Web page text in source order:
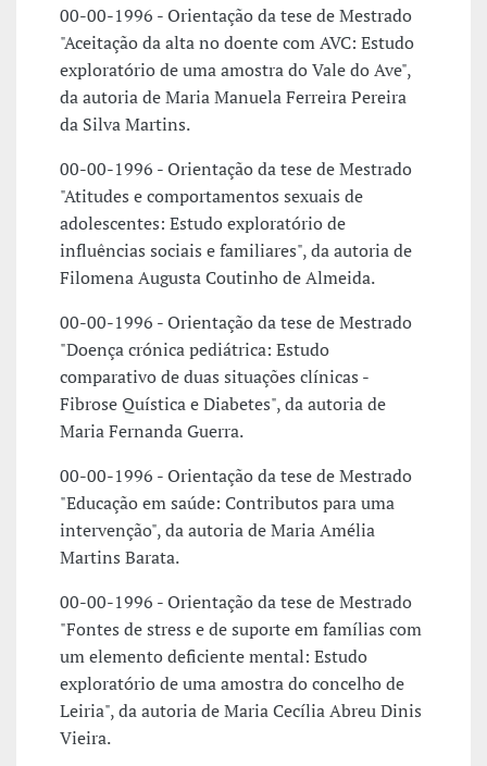
00-00-1996 - Orientação da tese de Mestrado
"Aceitação da alta no doente com AVC: Estudo
exploratório de uma amostra do Vale do Ave",
da autoria de Maria Manuela Ferreira Pereira
da Silva Martins.
00-00-1996 - Orientação da tese de Mestrado
"Atitudes e comportamentos sexuais de
adolescentes: Estudo exploratório de
influências sociais e familiares", da autoria de
Filomena Augusta Coutinho de Almeida.
00-00-1996 - Orientação da tese de Mestrado
"Doença crónica pediátrica: Estudo
comparativo de duas situações clínicas -
Fibrose Quística e Diabetes", da autoria de
Maria Fernanda Guerra.
00-00-1996 - Orientação da tese de Mestrado
"Educação em saúde: Contributos para uma
intervenção", da autoria de Maria Amélia
Martins Barata.
00-00-1996 - Orientação da tese de Mestrado
"Fontes de stress e de suporte em famílias com
um elemento deficiente mental: Estudo
exploratório de uma amostra do concelho de
Leiria", da autoria de Maria Cecília Abreu Dinis
Vieira.